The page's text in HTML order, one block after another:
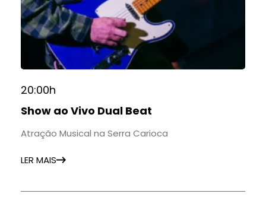
20:00h
Show ao Vivo Dual Beat
Atração Musical na Serra Carioca
LER MAIS